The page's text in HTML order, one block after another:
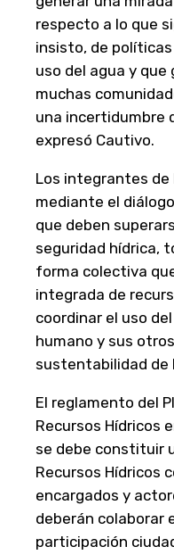
respecto a lo que
insisto, de
uso del agua y
muchas
una incertidumbre
expresó Cautivo.
Los integrantes de
mediante el
que deben
seguridad hídrica,
forma colectiva
integrada de
coordinar el uso
humano y sus
sustentabilidad de
El reglamento del
Recursos Hídricos
se debe constituir
Recursos Hídricos
encargados y
deberán colaborar
participación